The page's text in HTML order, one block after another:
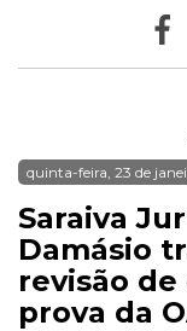
quinta-feira, 23 de
Saraiva
Damásio
revisão
prova da